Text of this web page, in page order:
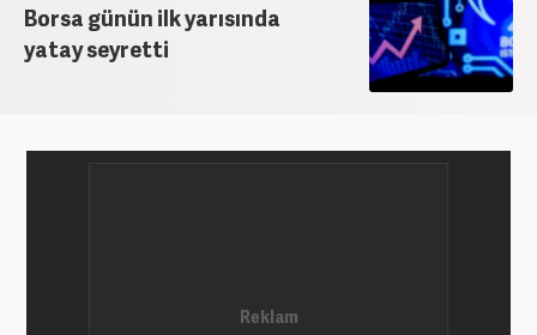
Borsa günün ilk yarısında
yatay seyretti